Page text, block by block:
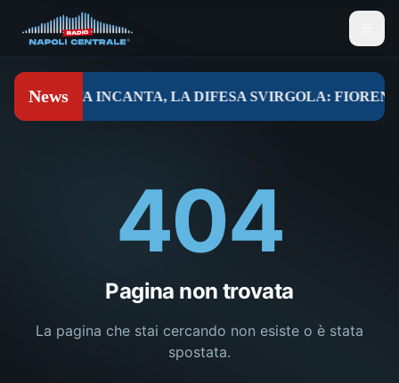
404
Pagina non trovata
La pagina che stai cercando non esiste o è stata
spostata.